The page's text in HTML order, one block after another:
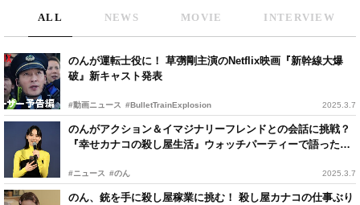
ALL NEWS MOVIE INTERVIEW
のんが運転士役に！ 草彅剛主演のNetflix映画『新幹線大爆
破』新キャスト発表
#動画ニュース #BulletTrainExplosion 2025.3.7
のんがアクション＆イマジナリーフレンドとの会話に挑戦？
『幸せカナコの殺し屋生活』ウォッチパーティーで語った思
#ニュース #のん 2025.3.7
のん、銃を手に殺し屋稼業に挑む！ 殺し屋カナコの仕事ぶり